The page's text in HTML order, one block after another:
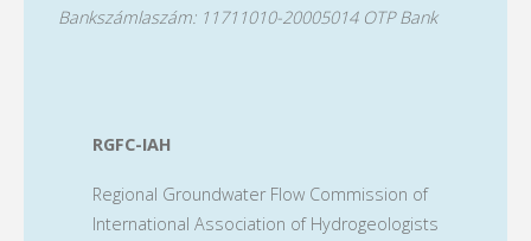
Bankszámlaszám: 11711010-20005014 OTP Bank
RGFC-IAH
Regional Groundwater Flow Commission of
International Association of Hydrogeologists